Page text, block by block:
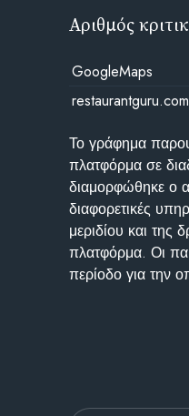
Αριθμός
GoogleMaps
restaurantguru.com
Το γράφημα
πλατφόρμα σε
διαμορφώθηκε ο
διαφορετικές
μεριδίου και της
πλατφόρμα. Οι
περίοδο για την